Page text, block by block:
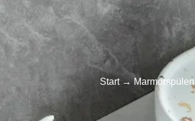
Start→Marmorspülen